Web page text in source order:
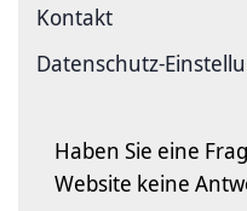
Kontakt
Datenschutz-
Haben Sie eine
Website keine